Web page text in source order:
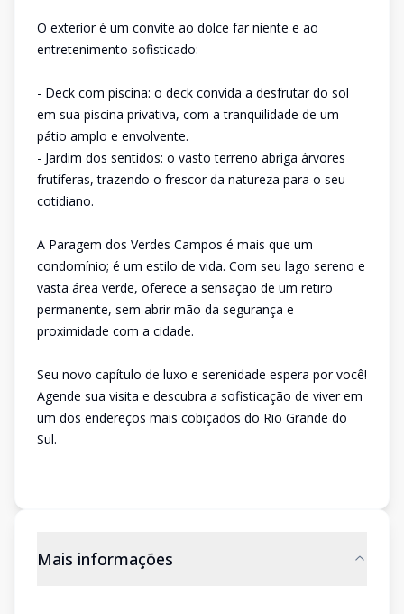
O exterior é um convite ao dolce far niente e ao
entretenimento sofisticado:
- Deck com piscina: o deck convida a desfrutar do sol
em sua piscina privativa, com a tranquilidade de um
pátio amplo e envolvente.
- Jardim dos sentidos: o vasto terreno abriga árvores
frutíferas, trazendo o frescor da natureza para o seu
cotidiano.
A Paragem dos Verdes Campos é mais que um
condomínio; é um estilo de vida. Com seu lago sereno e
vasta área verde, oferece a sensação de um retiro
permanente, sem abrir mão da segurança e
proximidade com a cidade.
Seu novo capítulo de luxo e serenidade espera por você!
Agende sua visita e descubra a sofisticação de viver em
um dos endereços mais cobiçados do Rio Grande do
Sul.
Mais informações